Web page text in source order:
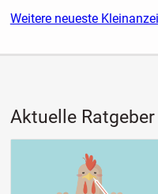
Weitere neueste
Aktuelle